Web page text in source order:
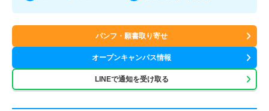
パンフ・願書取り寄せ
オープンキャンパス情報
LINEで通知を受け取る